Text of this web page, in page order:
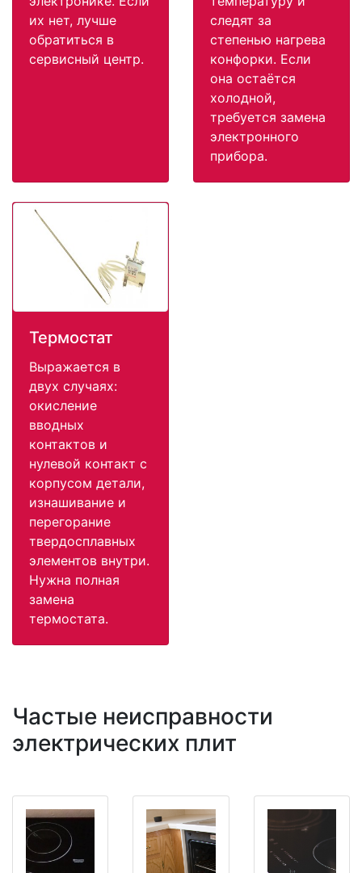
их нет, лучше
обратиться в
сервисный центр.
следят за
степенью нагрева
конфорки. Если
она остаётся
холодной,
требуется замена
электронного
прибора.
Термостат
Выражается в
двух случаях:
окисление
вводных
контактов и
нулевой контакт с
корпусом детали,
изнашивание и
перегорание
твердосплавных
элементов внутри.
Нужна полная
замена
термостата.
Частые неисправности
электрических плит